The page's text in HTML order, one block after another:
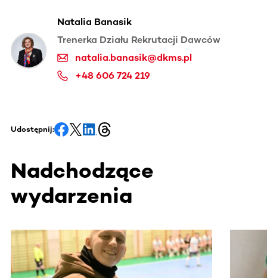
Natalia Banasik
Trenerka Działu Rekrutacji Dawców
natalia.banasik@dkms.pl
+48 606 724 219
Udostępnij:
Nadchodzące
wydarzenia
Ta sekcja zawiera treści przewijane w poziomie. Użyj